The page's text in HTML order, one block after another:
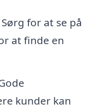
for at se på
at finde en
kunder kan